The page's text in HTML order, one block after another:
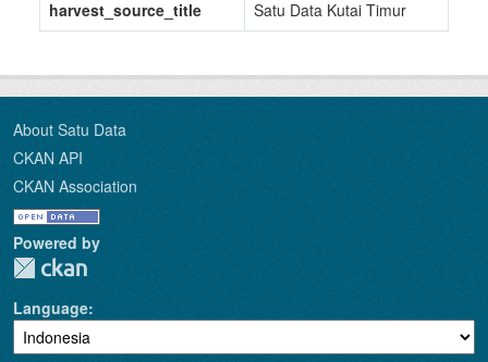
harvest_source_title
Satu Data Kutai Timur
About Satu Data
CKAN API
CKAN Association
Powered by
Language